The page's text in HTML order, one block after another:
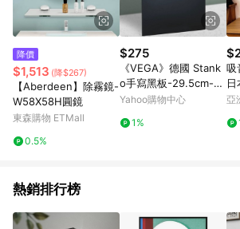
降價
$1,513 (降$267)
【Aberdeen】除霧鏡-
W58X58H圓鏡
東森購物 ETMall
0.5%
$275
《VEGA》德國 Stank
o手寫黑板-29.5cm--
布告欄 公佈欄 告示欄
Yahoo購物中心
1%
吸
亞
熱銷排行榜